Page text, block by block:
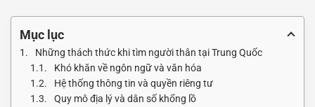
Mục lục
Những thách thức khi tìm người thân tại Trung Quốc
Khó khăn về ngôn ngữ và văn hóa
Hệ thống thông tin và quyền riêng tư
Quy mô địa lý và dân số khổng lồ